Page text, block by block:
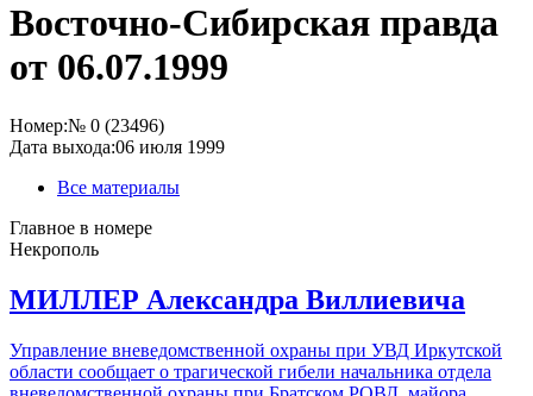
Восточно-Сибирская правда
от 06.07.1999
Номер:№ 0 (23496)
Дата выхода:06 июля 1999
Все материалы
Главное в номере
Некрополь
МИЛЛЕР Александра Виллиевича
Управление вневедомственной охраны при УВД Иркутской
области сообщает о трагической гибели начальника отдела